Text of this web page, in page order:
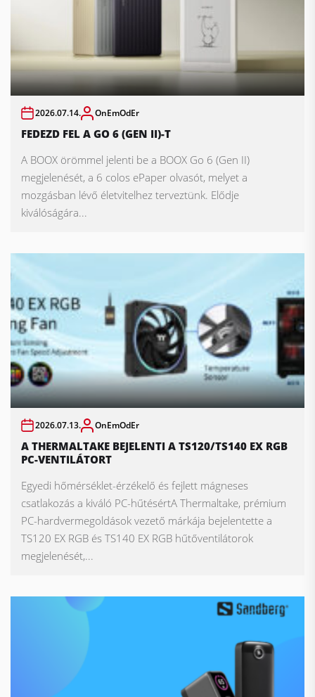
2026.07.14. OnEmOdEr
FEDEZD FEL A GO 6 (GEN II)-T
A BOOX örömmel jelenti be a BOOX Go 6 (Gen II)
megjelenését, a 6 colos ePaper olvasót, melyet a
mozgásban lévő életvitelhez terveztünk. Elődje
kiválóságára...
2026.07.13. OnEmOdEr
A THERMALTAKE BEJELENTI A TS120/TS140 EX RGB
PC-VENTILÁTORT
Egyedi hőmérséklet-érzékelő és fejlett mágneses
csatlakozás a kiváló PC-hűtésértA Thermaltake, prémium
PC-hardvermegoldások vezető márkája bejelentette a
TS120 EX RGB és TS140 EX RGB hűtőventilátorok
megjelenését,...